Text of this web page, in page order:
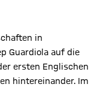
in
Guardiola auf die
ersten Englischen
hintereinander. Im